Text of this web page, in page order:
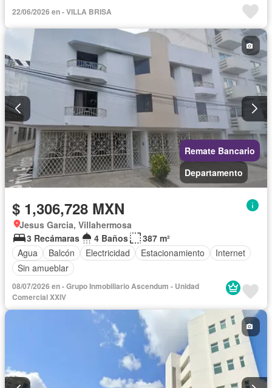
Azotea
Seguridad Terraza
22/06/2026 en - VILLA BRISA
Remate Bancario
Departamento
$ 1,306,728 MXN
Jesus Garcia, Villahermosa
3 Recámaras
4 Baños
387 m²
Agua
Balcón Electricidad Estacionamiento
Internet
Sin amueblar
08/07/2026 en - Grupo Inmobiliario Ascendum - Unidad
Comercial XXIV